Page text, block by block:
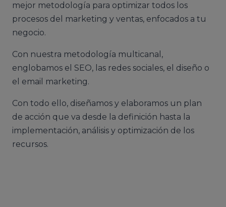
mejor metodología para optimizar todos los
procesos del marketing y ventas, enfocados a tu
negocio.
Con nuestra metodología multicanal,
englobamos el SEO, las redes sociales, el diseño o
el email marketing.
Con todo ello, diseñamos y elaboramos un plan
de acción que va desde la definición hasta la
implementación, análisis y optimización de los
recursos.